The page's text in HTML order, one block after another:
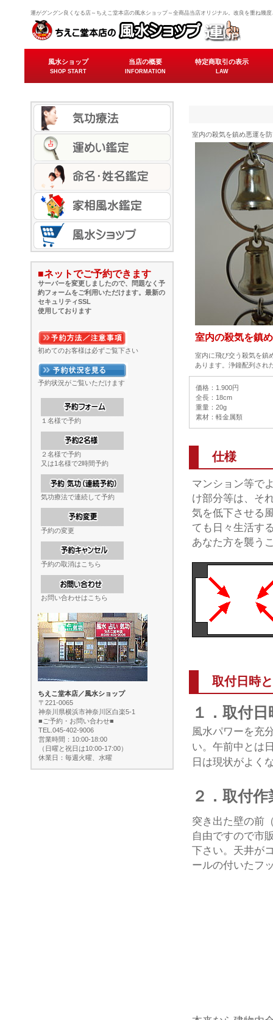
運がグングン良くなる店～ちえこ堂本店の風水ショップ～全商品当店オリジナル。改良を重ね幾
室内の殺気を鎮め悪運を
室内の殺気を鎮
室内に飛び交う殺気を鎮
あります。浄鐘配列され
価格：1.900円
全長：18cm
重量：20g
素材：軽金属類
仕様
マンション等で
け部分等は、そ
気を低下させる
ても日々生活す
あなた方を襲う
取付日時
１．取付日
風水パワーを充
い。午前中とは
日は現状がよく
２．取付作
突き出た壁の前
自由ですので市
下さい。天井が
ールの付いたフ
風水ショップ
SHOP START
当店の概要
INFORMATION
特定商取引の表示
LAW
■ネットでご予約できます
サーバーを変更しましたので、問題なく予
約フォームをご利用いただけます。最新の
セキュリティSSL
使用しております
初めてのお客様は必ずご覧下さい
予約状況がご覧いただけます
１名様で予約
２名様で予約
又は1名様で2時間予約
気功療法で連続して予約
予約の変更
予約の取消はこちら
お問い合わせはこちら
ちえこ堂本店／風水ショップ
〒221-0065
神奈川県横浜市神奈川区白楽5-1
■ご予約・お問い合わせ■
TEL.045-402-9006
営業時間：10:00-18:00
（日曜と祝日は10:00-17:00）
休業日：毎週火曜、水曜